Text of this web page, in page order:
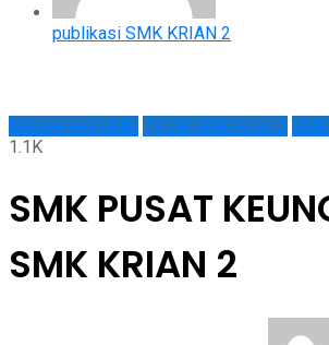
publikasi SMK KRIAN 2
Manajemen Mutu PPDB SMK Krian 2
1.1K
SMK PUSAT
SMK KRIAN 2